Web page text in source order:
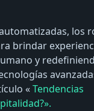
los
brindar
y
«Tendencias